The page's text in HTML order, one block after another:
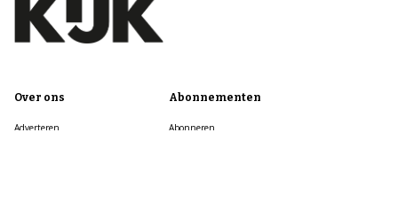
Over ons
Adverteren
Abonnementen
Abonneren